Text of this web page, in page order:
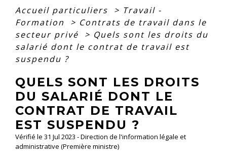
Accueil particuliers > Travail -
Formation
> Contrats de travail dans le
secteur privé
> Quels sont les droits du
salarié dont le contrat de travail est
suspendu ?
QUELS SONT LES DROITS
DU SALARIÉ DONT LE
CONTRAT DE TRAVAIL
EST SUSPENDU ?
Vérifié le 31 Jul 2023 - Direction de l'information légale et
administrative (Première ministre)